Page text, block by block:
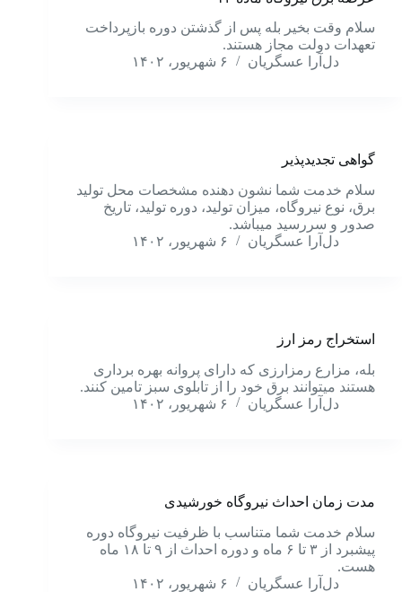
سلام وقت بخیر بله پس از گذشتن دوره بازپرداخت
تعهدات دولت مجاز هستند.
دل‌آرا عسگریان
۶ شهریور، ۱۴۰۲
گواهی تجدیدپذیر
سلام خدمت شما نشون دهنده مشخصات محل تولید
برق، نوع نیروگاه، میزان تولید، دوره تولید، تاریخ
صدور و سررسید میباشد.
دل‌آرا عسگریان
۶ شهریور، ۱۴۰۲
استخراج رمز ارز
بله، مزارع رمزارزی که دارای پروانه بهره برداری
هستند میتوانند برق خود را از تابلوی سبز تامین کنند.
دل‌آرا عسگریان
۶ شهریور، ۱۴۰۲
مدت زمان احداث نیروگاه خورشیدی
سلام خدمت شما متناسب با ظرفیت نیروگاه دوره
پیشبرد از ۳ تا ۶ ماه و دوره احداث از ۹ تا ۱۸ ماه
هست.
دل‌آرا عسگریان
۶ شهریور، ۱۴۰۲